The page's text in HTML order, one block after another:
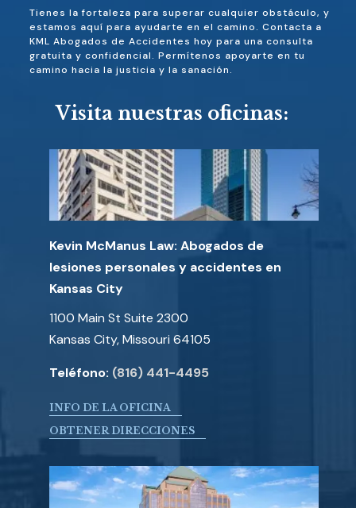
Tienes la fortaleza para superar cualquier obstáculo, y
estamos aquí para ayudarte en el camino. Contacta a
KML Abogados de Accidentes hoy para una consulta
gratuita y confidencial. Permítenos apoyarte en tu
camino hacia la justicia y la sanación.
Visita nuestras oficinas:
Kevin McManus Law: Abogados de
lesiones personales y accidentes en
Kansas City
1100 Main St Suite 2300
Kansas City, Missouri 64105
Teléfono: (816) 441-4495
INFO DE LA OFICINA
OBTENER DIRECCIONES